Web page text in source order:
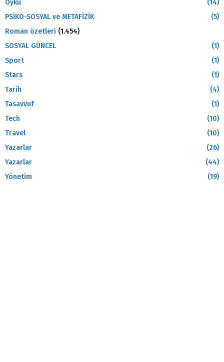
Öykü
(14)
PSİKO-SOSYAL ve METAFİZİK
(5)
Roman özetleri (1.454)
SOSYAL GÜNCEL
(1)
Sport
(1)
Stars
(1)
Tarih
(4)
Tasavvuf
(1)
Tech
(10)
Travel
(10)
Yazarlar
(26)
Yazarlar
(44)
Yönetim
(19)